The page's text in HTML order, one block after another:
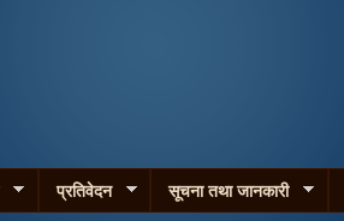
प्रतिवेदन सूचना तथा जानकारी